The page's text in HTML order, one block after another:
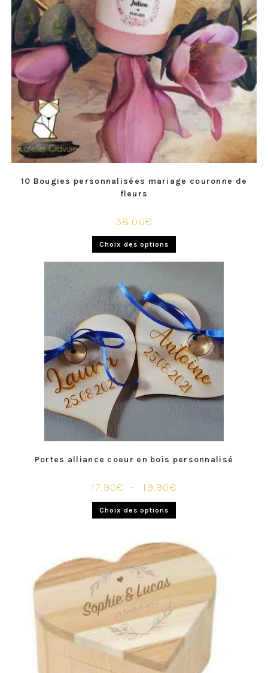
10 Bougies personnalisées mariage couronne de
fleurs
38,00€
Choix des options
Portes alliance coeur en bois personnalisé
17,90€ – 19,90€
Choix des options